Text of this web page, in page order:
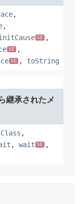
,
,
SE
,
SE
,
SE , toString
継承されたメ
,
, wait SE
,